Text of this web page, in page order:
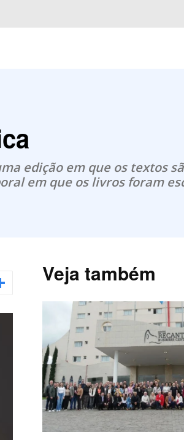
edição em que os textos
em que os livros foram
Veja também